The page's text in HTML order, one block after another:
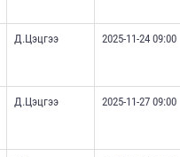
Д.Цэцгээ 2025-11-24 09:00
Д.Цэцгээ 2025-11-27 09:00